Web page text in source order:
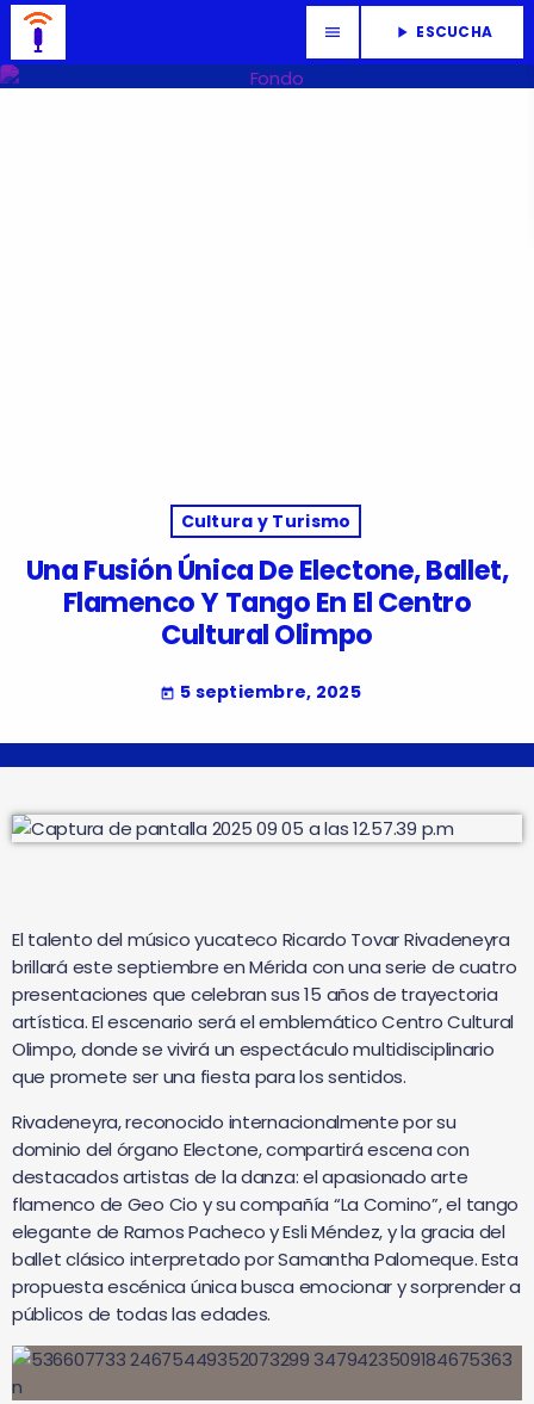
menu play_arrow ESCUCHA
Cultura y Turismo
Una Fusión Única De Electone, Ballet,
Flamenco Y Tango En El Centro
Cultural Olimpo
today 5 septiembre, 2025
El talento del músico yucateco Ricardo Tovar Rivadeneyra
brillará este septiembre en Mérida con una serie de cuatro
presentaciones que celebran sus 15 años de trayectoria
artística. El escenario será el emblemático Centro Cultural
Olimpo, donde se vivirá un espectáculo multidisciplinario
que promete ser una fiesta para los sentidos.
Rivadeneyra, reconocido internacionalmente por su
dominio del órgano Electone, compartirá escena con
destacados artistas de la danza: el apasionado arte
flamenco de Geo Cio y su compañía “La Comino”, el tango
elegante de Ramos Pacheco y Esli Méndez, y la gracia del
ballet clásico interpretado por Samantha Palomeque. Esta
propuesta escénica única busca emocionar y sorprender a
públicos de todas las edades.